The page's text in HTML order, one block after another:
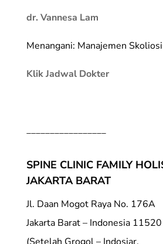
dr. Vannesa Lam
Menangani: Manajemen
Klik Jadwal Dokter
_________________
SPINE CLINIC FAMILY
JAKARTA BARAT
Jl. Daan Mogot Raya No. 176A
Jakarta Barat – Indonesia 11520